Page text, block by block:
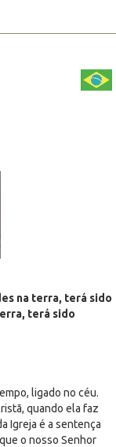
na terra, terá sido
terá sido
ligado no céu.
quando ela faz
Igreja é a sentença
o nosso Senhor